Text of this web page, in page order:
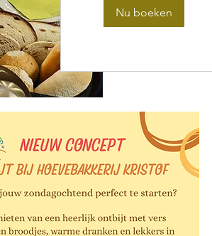
Nu boeken